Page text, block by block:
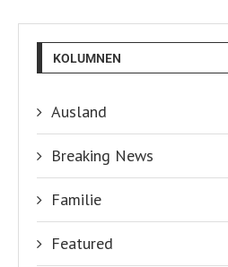
KOLUMNEN
Ausland
Breaking News
Familie
Featured